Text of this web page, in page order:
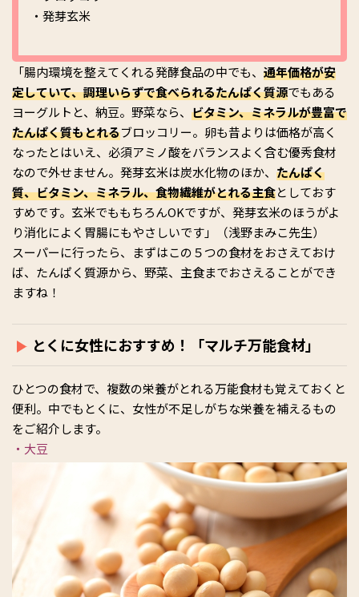
・発芽玄米
「腸内環境を整えてくれる発酵食品の中でも、 通年価格が安
定していて、調理いらずで食べられるたんぱく質源でもある
ヨーグルトと、納豆。野菜なら、 ビタミン、ミネラルが豊富で
たんぱく質もとれるブロッコリー。卵も昔よりは価格が高く
なったとはいえ、必須アミノ酸をバランスよく含む優秀食材
なので外せません。発芽玄米は炭水化物のほか、 たんぱく
質、ビタミン、ミネラル、食物繊維がとれる主食としておす
すめです。玄米でももちろんOKですが、発芽玄米のほうがよ
り消化によく胃腸にもやさしいです」（浅野まみこ先生）
スーパーに行ったら、まずはこの５つの食材をおさえておけ
ば、たんぱく質源から、野菜、主食までおさえることができ
ますね！
とくに女性におすすめ！「マルチ万能食材」
ひとつの食材で、複数の栄養がとれる万能食材も覚えておくと
便利。中でもとくに、女性が不足しがちな栄養を補えるもの
をご紹介します。
・大豆